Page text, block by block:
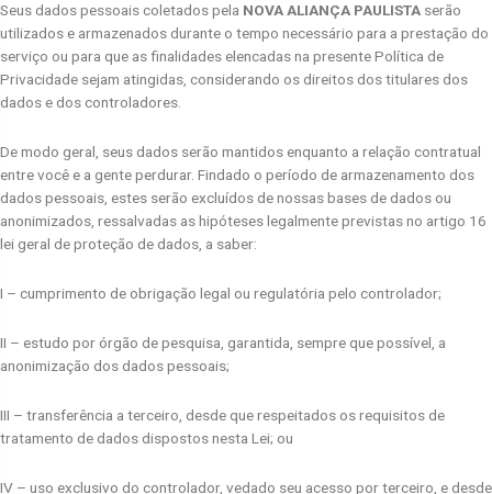
Seus dados pessoais coletados pela NOVA ALIANÇA PAULISTA serão
utilizados e armazenados durante o tempo necessário para a prestação do
serviço ou para que as finalidades elencadas na presente Política de
Privacidade sejam atingidas, considerando os direitos dos titulares dos
dados e dos controladores.
De modo geral, seus dados serão mantidos enquanto a relação contratual
entre você e a gente perdurar. Findado o período de armazenamento dos
dados pessoais, estes serão excluídos de nossas bases de dados ou
anonimizados, ressalvadas as hipóteses legalmente previstas no artigo 16
lei geral de proteção de dados, a saber:
I – cumprimento de obrigação legal ou regulatória pelo controlador;
II – estudo por órgão de pesquisa, garantida, sempre que possível, a
anonimização dos dados pessoais;
III – transferência a terceiro, desde que respeitados os requisitos de
tratamento de dados dispostos nesta Lei; ou
IV – uso exclusivo do controlador, vedado seu acesso por terceiro, e desde